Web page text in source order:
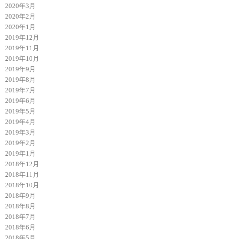
2020年3月
2020年2月
2020年1月
2019年12月
2019年11月
2019年10月
2019年9月
2019年8月
2019年7月
2019年6月
2019年5月
2019年4月
2019年3月
2019年2月
2019年1月
2018年12月
2018年11月
2018年10月
2018年9月
2018年8月
2018年7月
2018年6月